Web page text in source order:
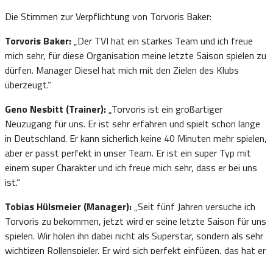
Die Stimmen zur Verpflichtung von Torvoris Baker:
Torvoris Baker: „Der TVI hat ein starkes Team und ich freue
mich sehr, für diese Organisation meine letzte Saison spielen zu
dürfen. Manager Diesel hat mich mit den Zielen des Klubs
überzeugt.“
Geno Nesbitt (Trainer): „Torvoris ist ein großartiger
Neuzugang für uns. Er ist sehr erfahren und spielt schon lange
in Deutschland. Er kann sicherlich keine 40 Minuten mehr spielen,
aber er passt perfekt in unser Team. Er ist ein super Typ mit
einem super Charakter und ich freue mich sehr, dass er bei uns
ist.“
Tobias Hülsmeier (Manager): „Seit fünf Jahren versuche ich
Torvoris zu bekommen, jetzt wird er seine letzte Saison für uns
spielen. Wir holen ihn dabei nicht als Superstar, sondern als sehr
wichtigen Rollenspieler. Er wird sich perfekt einfügen, das hat er